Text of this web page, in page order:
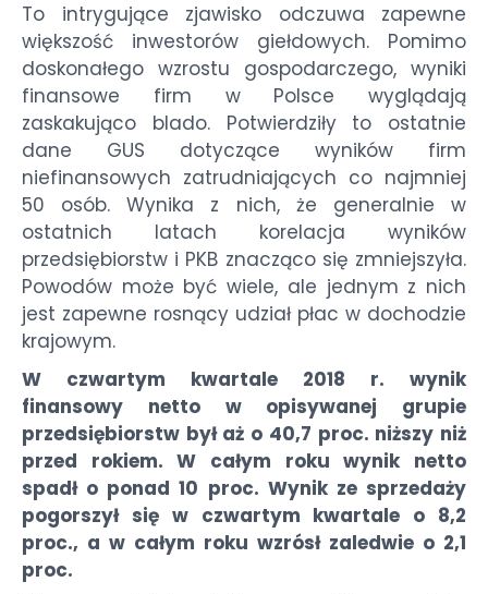
To intrygujące zjawisko odczuwa zapewne
większość inwestorów giełdowych. Pomimo
doskonałego wzrostu gospodarczego, wyniki
finansowe firm w Polsce wyglądają
zaskakująco blado. Potwierdziły to ostatnie
dane GUS dotyczące wyników firm
niefinansowych zatrudniających co najmniej
50 osób. Wynika z nich, że generalnie w
ostatnich latach korelacja wyników
przedsiębiorstw i PKB znacząco się zmniejszyła.
Powodów może być wiele, ale jednym z nich
jest zapewne rosnący udział płac w dochodzie
krajowym.
W czwartym kwartale 2018 r. wynik
finansowy netto w opisywanej grupie
przedsiębiorstw był aż o 40,7 proc. niższy niż
przed rokiem. W całym roku wynik netto
spadł o ponad 10 proc. Wynik ze sprzedaży
pogorszył się w czwartym kwartale o 8,2
proc., a w całym roku wzrósł zaledwie o 2,1
proc.